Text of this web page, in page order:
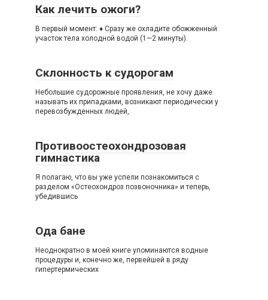
Как лечить ожоги?
В первый момент: ♦ Сразу же охладите обожженный
участок тела холодной водой (1—2 минуты).
Склонность к судорогам
Небольшие судорожные проявления, не хочу даже
называть их припадками, возникают периодически у
перевозбужденных людей,
Противоостеохондрозовая
гимнастика
Я полагаю, что вы уже успели познакомиться с
разделом «Остеохондроз позвоночника» и теперь,
убедившись
Ода бане
Неоднократно в моей книге упоминаются водные
процедуры и, конечно же, первейшей в ряду
гипертермических